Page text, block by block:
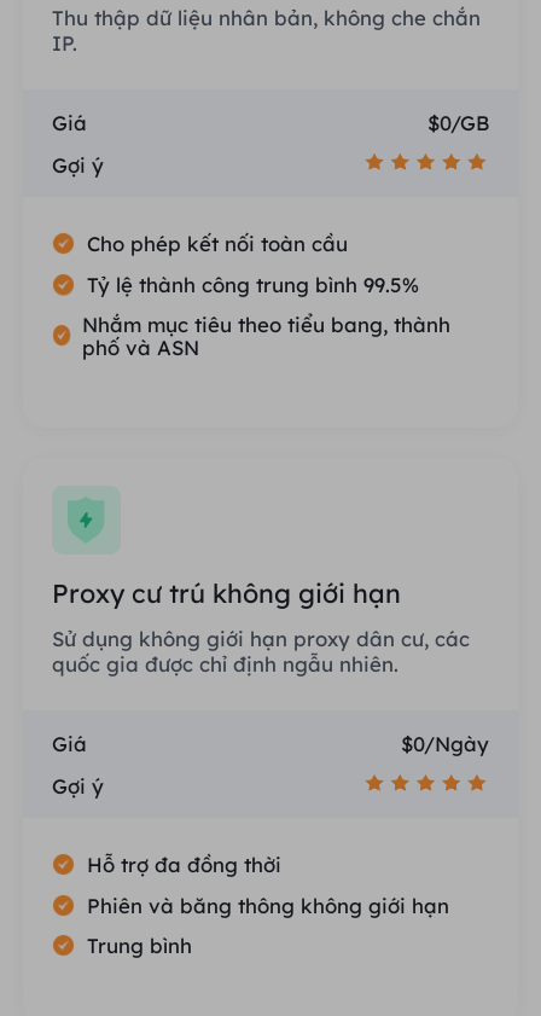
Thu thập dữ liệu nhân bản, không che chắn
IP.
Giá
$0/GB
Gợi ý
Cho phép kết nối toàn cầu
Tỷ lệ thành công trung bình 99.5%
Nhắm mục tiêu theo tiểu bang, thành
phố và ASN
Proxy cư trú không giới hạn
Sử dụng không giới hạn proxy dân cư, các
quốc gia được chỉ định ngẫu nhiên.
Giá
$0/Ngày
Gợi ý
Hỗ trợ đa đồng thời
Phiên và băng thông không giới hạn
Trung bình